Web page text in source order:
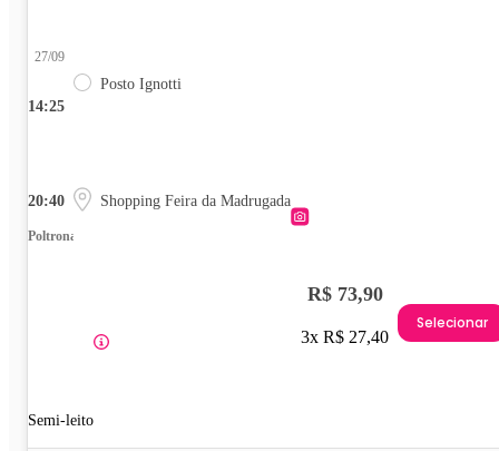
14:25
27/09
Posto Ignotti
20:40 Shopping Feira da Madrugada
Poltrona
Semi-leito
R$ 73,90
3x R$ 27,40
Selecionar